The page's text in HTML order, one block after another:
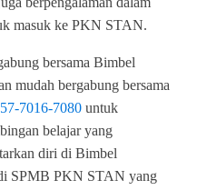
masuk ke PKN STAN.
bersama Bimbel
mudah bergabung bersama
7016-7080 untuk
belajar yang
diri di Bimbel
SPMB PKN STAN yang